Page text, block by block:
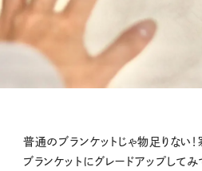
普通のブランケットじゃ物足りない
ブランケットにグレードアップしてみ